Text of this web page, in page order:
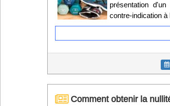
présentation
contre-indication
Comment obtenir la